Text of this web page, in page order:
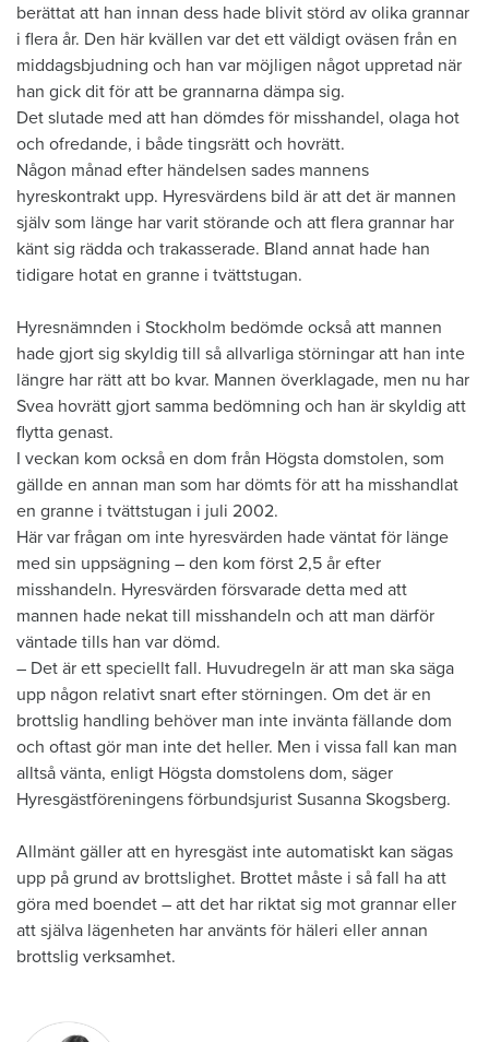
berättat att han innan dess hade blivit störd av olika grannar
i flera år. Den här kvällen var det ett väldigt oväsen från en
middagsbjudning och han var möjligen något uppretad när
han gick dit för att be grannarna dämpa sig.
Det slutade med att han dömdes för misshandel, olaga hot
och ofredande, i både tingsrätt och hovrätt.
Någon månad efter händelsen sades mannens
hyreskontrakt upp. Hyresvärdens bild är att det är mannen
själv som länge har varit störande och att flera grannar har
känt sig rädda och trakasserade. Bland annat hade han
tidigare hotat en granne i tvättstugan.
Hyresnämnden i Stockholm bedömde också att mannen
hade gjort sig skyldig till så allvarliga störningar att han inte
längre har rätt att bo kvar. Mannen överklagade, men nu har
Svea hovrätt gjort samma bedömning och han är skyldig att
flytta genast.
I veckan kom också en dom från Högsta domstolen, som
gällde en annan man som har dömts för att ha misshandlat
en granne i tvättstugan i juli 2002.
Här var frågan om inte hyresvärden hade väntat för länge
med sin uppsägning – den kom först 2,5 år efter
misshandeln. Hyresvärden försvarade detta med att
mannen hade nekat till misshandeln och att man därför
väntade tills han var dömd.
– Det är ett speciellt fall. Huvudregeln är att man ska säga
upp någon relativt snart efter störningen. Om det är en
brottslig handling behöver man inte invänta fällande dom
och oftast gör man inte det heller. Men i vissa fall kan man
alltså vänta, enligt Högsta domstolens dom, säger
Hyresgästföreningens förbundsjurist Susanna Skogsberg.
Allmänt gäller att en hyresgäst inte automatiskt kan sägas
upp på grund av brottslighet. Brottet måste i så fall ha att
göra med boendet – att det har riktat sig mot grannar eller
att själva lägenheten har använts för häleri eller annan
brottslig verksamhet.